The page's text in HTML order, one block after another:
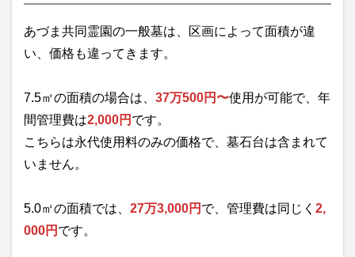
あづま共同霊園の一般墓は、区画によって面積が違
い、価格も違ってきます。
7.5㎡の面積の場合は、 37万500円〜使用が可能で、年
間管理費は2,000円 です。
こちらは永代使用料のみの価格で、墓石台は含まれて
いません。
5.0㎡の面積では、 27万3,000円 で、管理費は同じく 2,
000円 です。